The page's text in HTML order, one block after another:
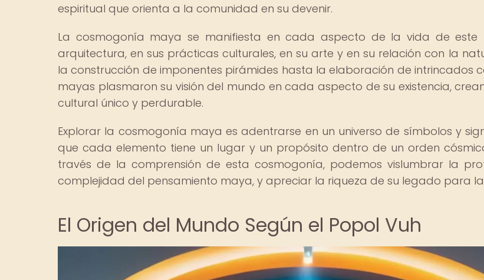
espiritual que orienta a la comunidad en su devenir.
La cosmogonía maya se manifiesta en cada aspecto de la vida de este
arquitectura, en sus prácticas culturales, en su arte y en su relación con la
la construcción de imponentes pirámides hasta la elaboración de intrincados
mayas plasmaron su visión del mundo en cada aspecto de su existencia,
cultural único y perdurable.
Explorar la cosmogonía maya es adentrarse en un universo de símbolos y
que cada elemento tiene un lugar y un propósito dentro de un orden
través de la comprensión de esta cosmogonía, podemos vislumbrar la
complejidad del pensamiento maya, y apreciar la riqueza de su legado para
El Origen del Mundo Según el Popol Vuh